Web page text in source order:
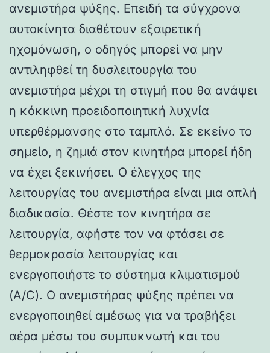
ανεμιστήρα ψύξης. Επειδή τα σύγχρονα
αυτοκίνητα διαθέτουν εξαιρετική
ηχομόνωση, ο οδηγός μπορεί να μην
αντιληφθεί τη δυσλειτουργία του
ανεμιστήρα μέχρι τη στιγμή που θα ανάψει
η κόκκινη προειδοποιητική λυχνία
υπερθέρμανσης στο ταμπλό. Σε εκείνο το
σημείο, η ζημιά στον κινητήρα μπορεί ήδη
να έχει ξεκινήσει. Ο έλεγχος της
λειτουργίας του ανεμιστήρα είναι μια απλή
διαδικασία. Θέστε τον κινητήρα σε
λειτουργία, αφήστε τον να φτάσει σε
θερμοκρασία λειτουργίας και
ενεργοποιήστε το σύστημα κλιματισμού
(A/C). Ο ανεμιστήρας ψύξης πρέπει να
ενεργοποιηθεί αμέσως για να τραβήξει
αέρα μέσω του συμπυκνωτή και του